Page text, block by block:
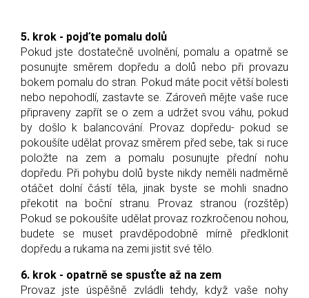
5. krok - pojďte pomalu dolů
Pokud jste dostatečně uvolnění, pomalu a opatrně se
posunujte směrem dopředu a dolů nebo při provazu
bokem pomalu do stran. Pokud máte pocit větší bolesti
nebo nepohodlí, zastavte se. Zároveň mějte vaše ruce
připraveny zapřít se o zem a udržet svou váhu, pokud
by došlo k balancování. Provaz dopředu- pokud se
pokoušíte udělat provaz směrem před sebe, tak si ruce
položte na zem a pomalu posunujte přední nohu
dopředu. Při pohybu dolů byste nikdy neměli nadměrně
otáčet dolní částí těla, jinak byste se mohli snadno
překotit na boční stranu. Provaz stranou (rozštěp)
Pokud se pokoušíte udělat provaz rozkročenou nohou,
budete se muset pravděpodobně mírně předklonit
dopředu a rukama na zemi jistit své tělo.
6. krok - opatrně se spusťte až na zem
Provaz jste úspěšně zvládli tehdy, když vaše nohy